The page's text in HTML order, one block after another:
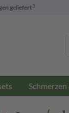
geliefert3